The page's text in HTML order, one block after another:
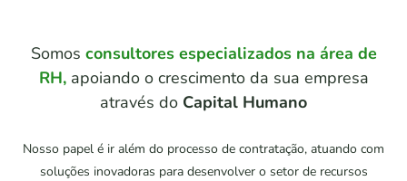
Somos consultores especializados na área de
RH,apoiando o crescimento da sua empresa
através do Capital Humano
Nosso papel é ir além do processo de contratação, atuando com
soluções inovadoras para desenvolver o setor de recursos